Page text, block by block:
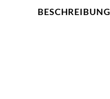
BESCHREIBUNG